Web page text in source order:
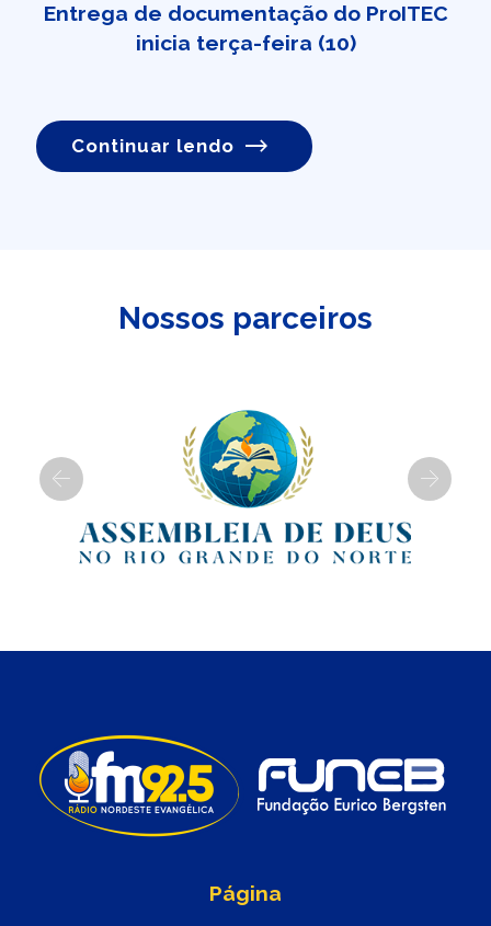
Entrega de documentação do ProITEC
inicia terça-feira (10)
Continuar lendo
Nossos parceiros
Previous Next
Página